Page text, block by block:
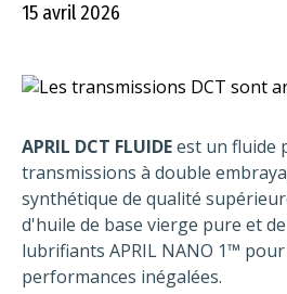
15 avril 2026
APRIL DCT FLUIDEest un fluide
transmissions à double
synthétique de qualité
d'huile de base vierge pure et
lubrifiants APRIL NANO 1™
performances inégalées.